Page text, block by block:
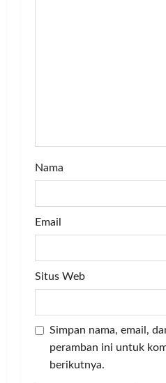
Nama
Email
Situs Web
Simpan nama, email,
peramban ini untuk
berikutnya.